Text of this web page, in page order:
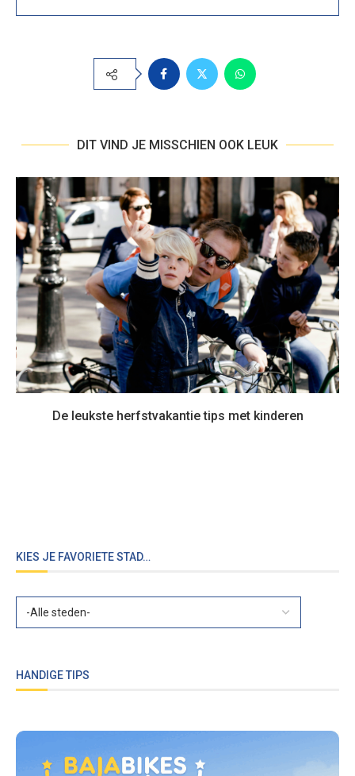
DIT VIND JE MISSCHIEN OOK LEUK
De leukste herfstvakantie tips met kinderen
KIES JE FAVORIETE STAD…
HANDIGE TIPS